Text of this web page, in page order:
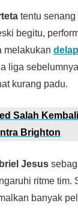
tentu senang
begitu,
melakukan
liga
kurang padu.
Salah
Brighton
Jesus
ritme tim.
banyak